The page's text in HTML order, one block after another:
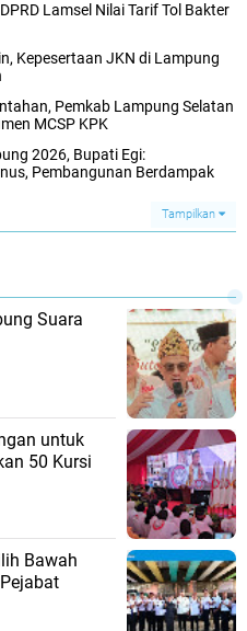
Lamsel Nilai Tarif Tol Bakter
Kepesertaan JKN di Lampung
Pemkab Lampung Selatan
MCSP KPK
2026, Bupati Egi:
Pembangunan Berdampak
Tampilkan
Suara
untuk
50 Kursi
Bawah